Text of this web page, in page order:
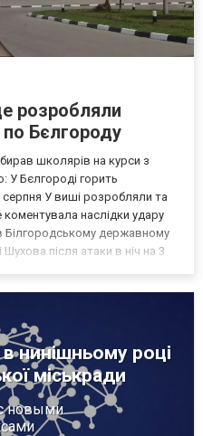
розробляли
Бєлгороду
школярів на курси з
У Бєлгороді горить
серпня У виші розробляли та
наслідки удару
державному
Шухова після атаки в ніч на 3
нинішньому році
міськради
новыми